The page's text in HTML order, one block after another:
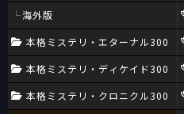
海外版
本格ミステリ・エターナル300
本格ミステリ・ディケイド300
本格ミステリ・クロニクル300